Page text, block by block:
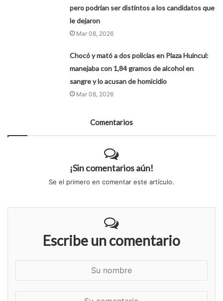
pero podrían ser distintos a los candidatos que
le dejaron
Mar 08, 2026
Chocó y mató a dos policías en Plaza Huincul:
manejaba con 1,84 gramos de alcohol en
sangre y lo acusan de homicidio
Mar 08, 2026
Comentarios
¡Sin comentarios aún!
Se el primero en comentar este artículo.
Escribe un comentario